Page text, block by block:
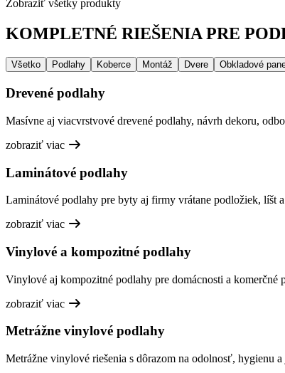
Zobraziť všetky produkty
KOMPLETNÉ RIEŠENIA PRE
Všetko Podlahy Koberce Montáž Dvere Obkladové
Drevené podlahy
Masívne aj viacvrstvové drevené podlahy, návrh dekoru,
zobraziť viac
Laminátové podlahy
Laminátové podlahy pre byty aj firmy vrátane podložiek, líšt
zobraziť viac
Vinylové a kompozitné podlahy
Vinylové aj kompozitné podlahy pre domácnosti a komerčné
zobraziť viac
Metrážne vinylové podlahy
Metrážne vinylové riešenia s dôrazom na odolnosť, hygienu